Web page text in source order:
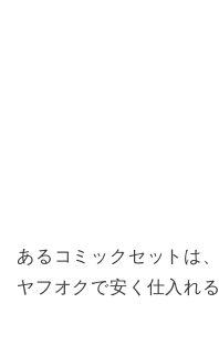
あるコミックセットは、
ヤフオクで安く仕入れ